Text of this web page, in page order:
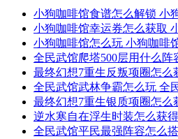
小狗咖啡馆食谱怎么解锁 小
小狗咖啡馆幸运券怎么获取
小狗咖啡馆怎么玩 小狗咖啡
全民武馆爬塔500层用什么
最终幻想7重生反叛项圈怎
全民武馆武林争霸怎么玩 全
最终幻想7重生银质项圈怎
逆水寒自在浮生时装怎么获
全民武馆平民最强阵容怎么